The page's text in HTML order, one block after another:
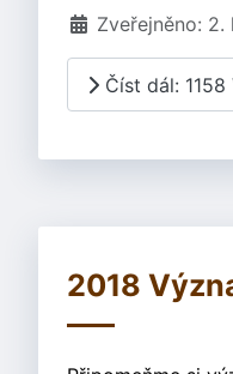
Zveřejněno: 2.
Číst dál:
2018